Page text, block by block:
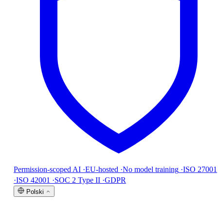
Permission-scoped AI ·EU-hosted ·No model training ·ISO 27001
·ISO 42001 ·SOC 2 Type II ·GDPR
Polski